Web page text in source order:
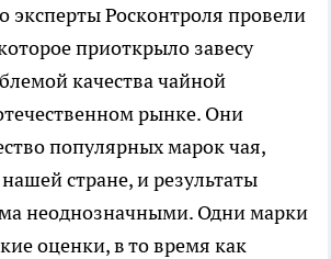
эксперты Росконтроля провели
приоткрыло завесу
качества чайной
рынке. Они
популярных марок чая,
стране, и результаты
неоднозначными. Одни марки
оценки, в то время как